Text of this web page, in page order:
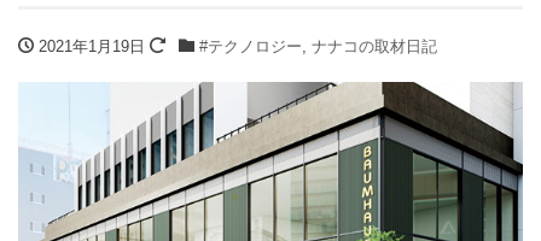
2021年1月19日 #テクノロジー, ナナコの取材日記